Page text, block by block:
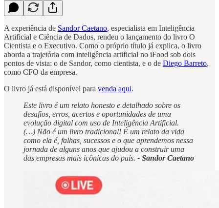
A experiência de Sandor Caetano, especialista em Inteligência
Artificial e Ciência de Dados, rendeu o lançamento do livro O
Cientista e o Executivo. Como o próprio título já explica, o livro
aborda a trajetória com inteligência artificial no iFood sob dois
pontos de vista: o de Sandor, como cientista, e o de Diego Barreto,
como CFO da empresa.
O livro já está disponível para venda aqui.
Este livro é um relato honesto e detalhado sobre os
desafios, erros, acertos e oportunidades de uma
evolução digital com uso de Inteligência Artificial.
(…) Não é um livro tradicional! É um relato da vida
como ela é, falhas, sucessos e o que aprendemos nessa
jornada de alguns anos que ajudou a construir uma
das empresas mais icônicas do país. - Sandor Caetano